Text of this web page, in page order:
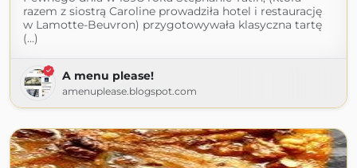
razem z siostrą Caroline prowadziła hotel i restaurację
w Lamotte-Beuvron) przygotowywała klasyczna tartę
(...)
A menu please!
amenuplease.blogspot.com